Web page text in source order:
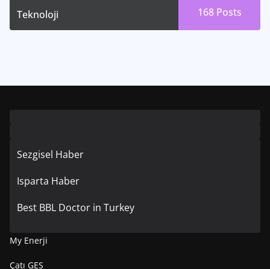
Teknoloji 168 Posts
Sezgisel Haber
Isparta Haber
Best BBL Doctor in Turkey
My Enerji
Çatı GES